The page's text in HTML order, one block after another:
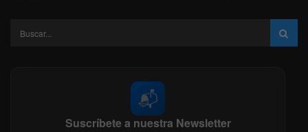
📬
Suscríbete a nuestra Newsletter